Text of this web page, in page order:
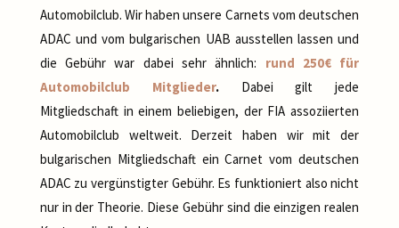
Automobilclub. Wir haben unsere Carnets vom deutschen
ADAC und vom bulgarischen UAB ausstellen lassen und
die Gebühr war dabei sehr ähnlich: rund 250€ für
Automobilclub Mitglieder.Dabei gilt jede
Mitgliedschaft in einem beliebigen, der FIA assoziierten
Automobilclub weltweit. Derzeit haben wir mit der
bulgarischen Mitgliedschaft ein Carnet vom deutschen
ADAC zu vergünstigter Gebühr. Es funktioniert also nicht
nur in der Theorie. Diese Gebühr sind die einzigen realen